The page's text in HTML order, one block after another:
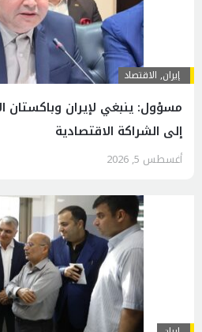
إيران, الاقتصاد
مسؤول: ينبغي لإيران وباكستان
إلى الشراكة الاقتصادية
أغسطس 5, 2026